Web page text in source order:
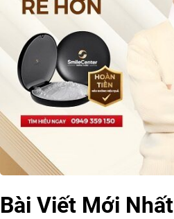
Bài Viết Mới Nhất